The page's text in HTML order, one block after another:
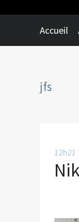
Accueil
jfs
12h21